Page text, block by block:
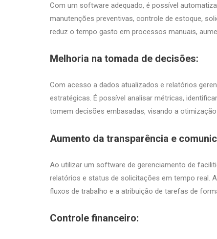
Com um software adequado, é possível
manutenções preventivas, controle de estoque,
reduz o tempo gasto em processos manuais,
Melhoria na tomada de decisões:
Com acesso a dados atualizados e relatórios
estratégicas. É possível analisar métricas,
tomem decisões embasadas, visando a
Aumento da transparência e
Ao utilizar um software de gerenciamento de
relatórios e status de solicitações em tempo real.
fluxos de trabalho e a atribuição de tarefas de
Controle financeiro: